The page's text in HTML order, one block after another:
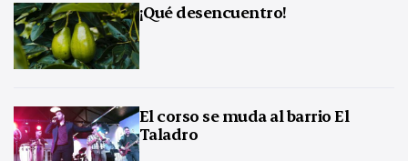
¡Qué desencuentro!
El corso se muda al barrio El
Taladro